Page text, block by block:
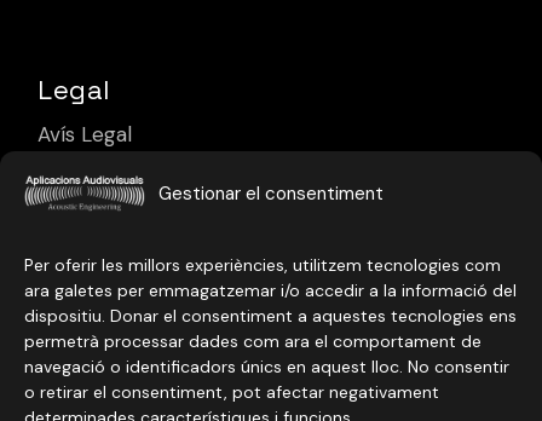
Gestionar el consentiment
Per oferir les millors experiències, utilitzem tecnologies com
ara galetes per emmagatzemar i/o accedir a la informació del
dispositiu. Donar el consentiment a aquestes tecnologies ens
permetrà processar dades com ara el comportament de
navegació o identificadors únics en aquest lloc. No consentir
o retirar el consentiment, pot afectar negativament
Legal
Avís Legal
Política de Privacitat
Política de Cookies